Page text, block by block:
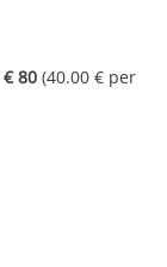
€ 80 (40.00 € per